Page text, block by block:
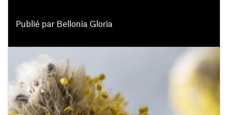
Publié par Bellonia Gloria